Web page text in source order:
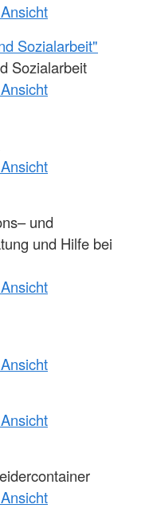
Sozialarbeit"
Sozialarbeit
und
und Hilfe bei